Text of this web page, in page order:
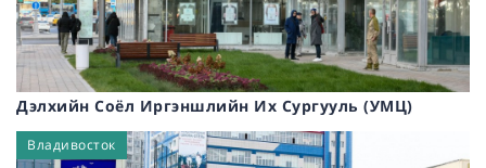
Дэлхийн Соёл Иргэншлийн Их Сургууль (УМЦ)
Владивосток